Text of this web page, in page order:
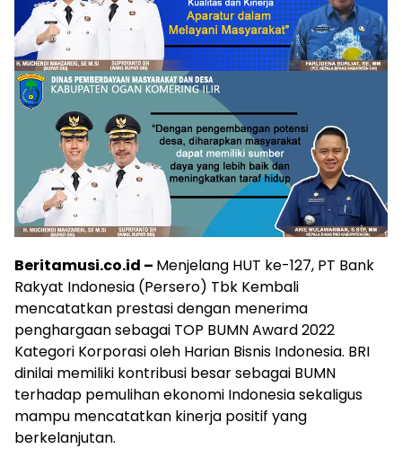
Beritamusi.co.id – Menjelang HUT ke-127, PT Bank
Rakyat Indonesia (Persero) Tbk Kembali
mencatatkan prestasi dengan menerima
penghargaan sebagai TOP BUMN Award 2022
Kategori Korporasi oleh Harian Bisnis Indonesia. BRI
dinilai memiliki kontribusi besar sebagai BUMN
terhadap pemulihan ekonomi Indonesia sekaligus
mampu mencatatkan kinerja positif yang
berkelanjutan.